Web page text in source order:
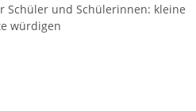
Schüler und Schülerinnen: kleine
würdigen